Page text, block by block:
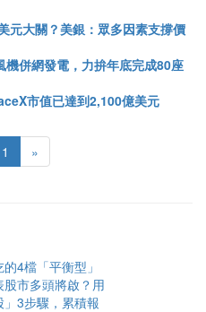
元大關？美銀：眾多因素支撐價
併網發電，力拚年底完成80座
市值已達到2,100億美元
1 »
4檔「平衡型」
市多頭將啟？用
3步驟，累積報